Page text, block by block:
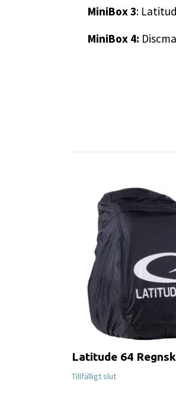
MiniBox 3:
MiniBox 4:
Latitude 64
Tillfälligt slut